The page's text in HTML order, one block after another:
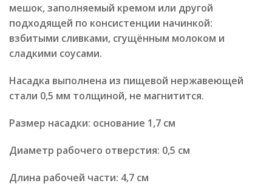
мешок, заполняемый кремом или другой
подходящей по консистенции начинкой:
взбитыми сливками, сгущённым молоком и
сладкими соусами.
Насадка выполнена из пищевой нержавеющей
стали 0,5 мм толщиной, не магнитится.
Размер насадки: основание 1,7 см
Диаметр рабочего отверстия: 0,5 см
Длина рабочей части: 4,7 см